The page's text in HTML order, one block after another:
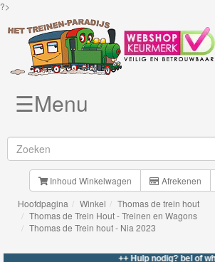
?>
Brio
Treinen
BigJigs
Rails
&
☰Menu
Inhoud Winkelwagen Afrekenen
Hoofdpagina
Winkel
Thomas de trein hout
Thomas de Trein Hout - Treinen en Wagons
Thomas de Trein hout - Nia 2023
++ Hulp nodig? bel of